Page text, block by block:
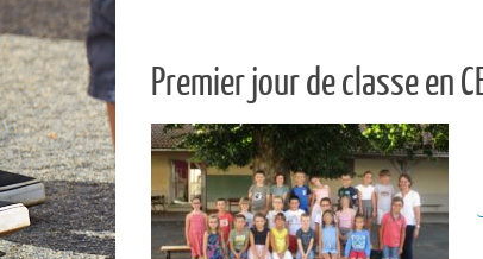
Premier jour de classe en